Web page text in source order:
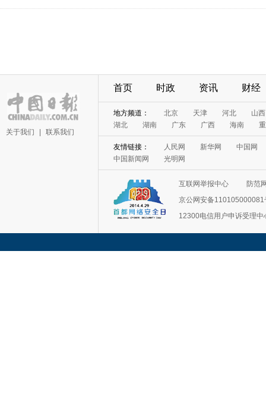
关于我们 联系我们
首页 时政 资讯 财经
地方频道： 北京 天津 河北
山西
湖北
湖南 广东 广西 海南
友情链接： 人民网 新华网
中国网
中国新闻网
光明网
互联网举报中心
防范
京公网安备110105000081
12300电信用户申诉受理中